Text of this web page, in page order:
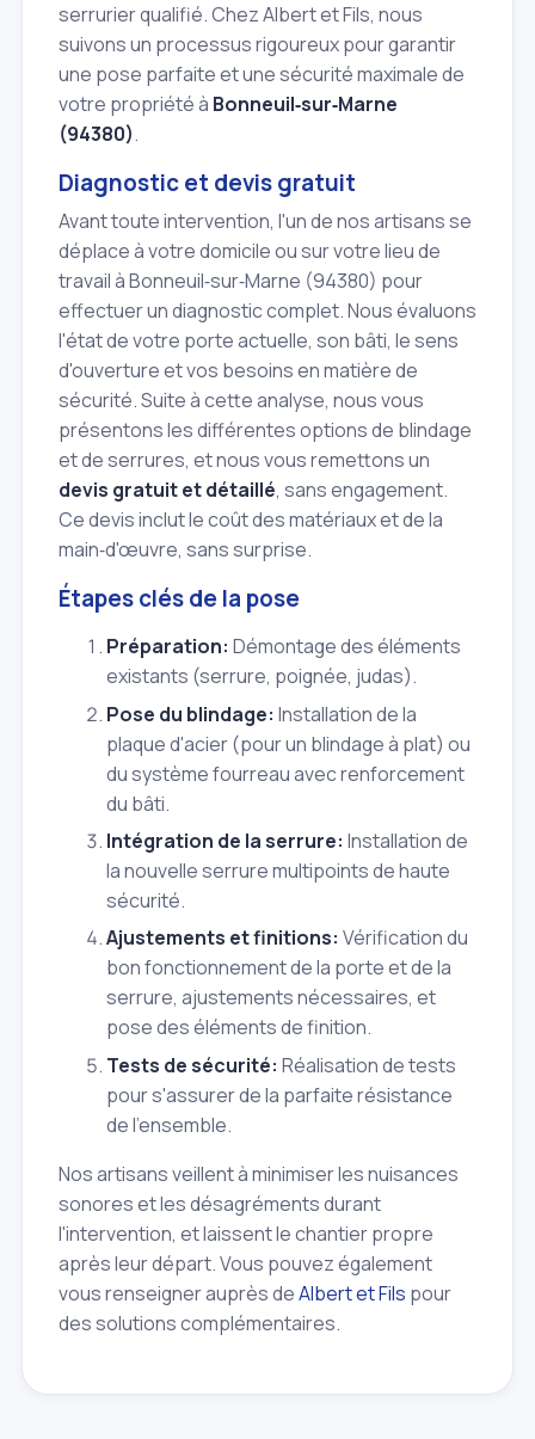
serrurier qualifié. Chez Albert et Fils, nous
suivons un processus rigoureux pour garantir
une pose parfaite et une sécurité maximale de
votre propriété à Bonneuil‑sur‑Marne
(94380).
Diagnostic et devis gratuit
Avant toute intervention, l'un de nos artisans se
déplace à votre domicile ou sur votre lieu de
travail à Bonneuil‑sur‑Marne (94380) pour
effectuer un diagnostic complet. Nous évaluons
l'état de votre porte actuelle, son bâti, le sens
d'ouverture et vos besoins en matière de
sécurité. Suite à cette analyse, nous vous
présentons les différentes options de blindage
et de serrures, et nous vous remettons un
devis gratuit et détaillé, sans engagement.
Ce devis inclut le coût des matériaux et de la
main‑d'œuvre, sans surprise.
Étapes clés de la pose
Préparation: Démontage des éléments
existants (serrure, poignée, judas).
Pose du blindage: Installation de la
plaque d'acier (pour un blindage à plat) ou
du système fourreau avec renforcement
du bâti.
Intégration de la serrure: Installation de
la nouvelle serrure multipoints de haute
sécurité.
Ajustements et finitions: Vérification du
bon fonctionnement de la porte et de la
serrure, ajustements nécessaires, et
pose des éléments de finition.
Tests de sécurité: Réalisation de tests
pour s'assurer de la parfaite résistance
de l'ensemble.
Nos artisans veillent à minimiser les nuisances
sonores et les désagréments durant
l'intervention, et laissent le chantier propre
après leur départ. Vous pouvez également
vous renseigner auprès deAlbert et Fils pour
des solutions complémentaires.